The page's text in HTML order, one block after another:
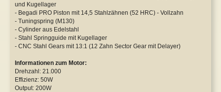
und Kugellager
- Begadi PRO Piston mit 14,5 Stahlzähnen (52 HRC) - Vollzahn
- Tuningspring (M130)
- Cylinder aus Edelstahl
- Stahl Springguide mit Kugellager
- CNC Stahl Gears mit 13:1 (12 Zahn Sector Gear mit Delayer)
Informationen zum Motor:
Drehzahl: 21.000
Effizienz: 50W
Output: 200W